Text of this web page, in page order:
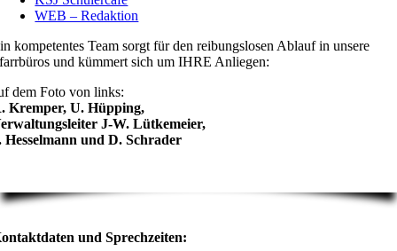
WEB – Redaktion
kompetentes Team sorgt für den reibungslosen Ablauf in unsere
und kümmert sich um IHRE Anliegen:
dem Foto von links:
Kremper, U. Hüpping,
J-W. Lütkemeier,
Hesselmann und D. Schrader
und Sprechzeiten: